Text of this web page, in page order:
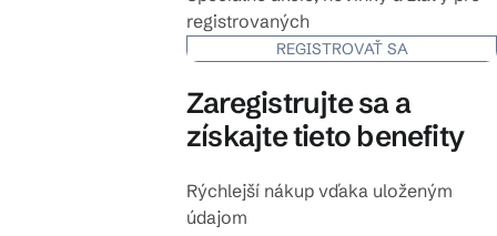
registrovaných
REGISTROVAŤ SA
Zaregistrujte sa a
získajte tieto benefity
Rýchlejší nákup vďaka uloženým
údajom